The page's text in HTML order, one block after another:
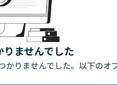
ませんでした
かりませんでした。以下のオ